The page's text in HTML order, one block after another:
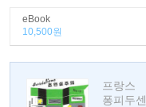
eBook
10,500원
프랑스
퐁피두